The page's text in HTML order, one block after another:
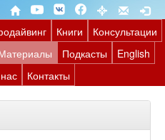
Книги
Консультации
Подкасты
English
Контакты